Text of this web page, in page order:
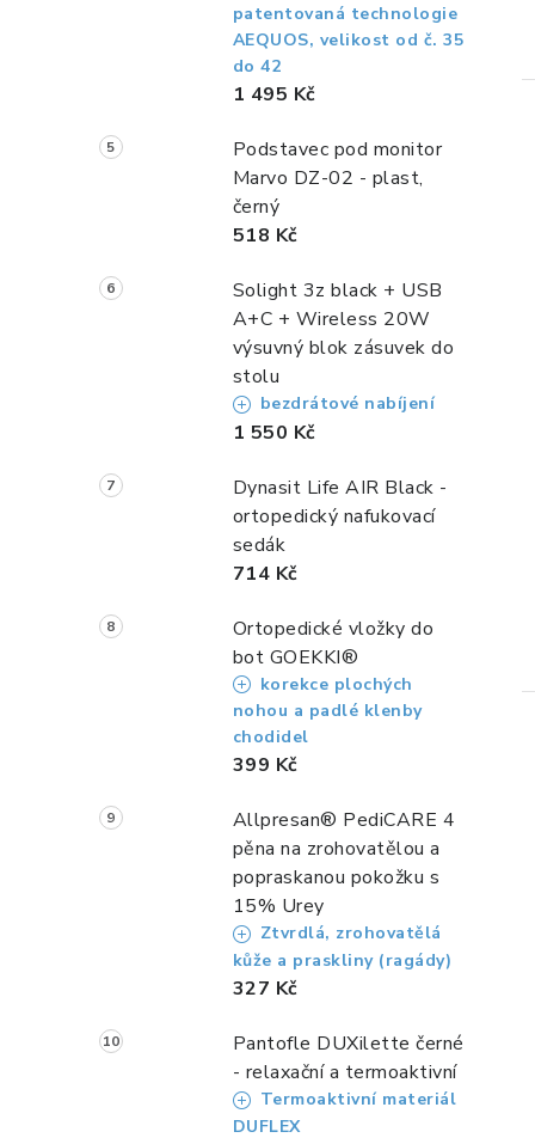
patentovaná technologie
AEQUOS, velikost od č. 35
do 42
1 495 Kč
Podstavec pod monitor
Marvo DZ-02 - plast,
černý
518 Kč
Solight 3z black + USB
A+C + Wireless 20W
výsuvný blok zásuvek do
stolu
bezdrátové nabíjení
1 550 Kč
Dynasit Life AIR Black -
ortopedický nafukovací
sedák
714 Kč
Ortopedické vložky do
bot GOEKKI®
korekce plochých
nohou a padlé klenby
chodidel
399 Kč
Allpresan® PediCARE 4
pěna na zrohovatělou a
popraskanou pokožku s
15% Urey
Ztvrdlá, zrohovatělá
kůže a praskliny (ragády)
327 Kč
Pantofle DUXilette černé
- relaxační a termoaktivní
Termoaktivní materiál
DUFLEX